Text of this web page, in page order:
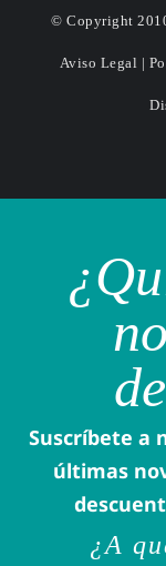
© Copyright
Aviso Legal |
Suscríbete a
últimas
¿A